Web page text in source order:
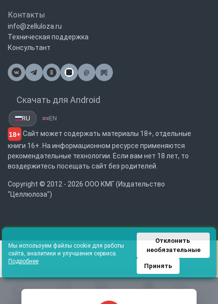
Каталог
Контакты
info@zelluloza.ru
Техническая поддержка
Консультант
@
Почта
Скачать для Android
RU EN
18+ Сайт может содержать материалы 18+, отдельные
книги 16+. На информационном ресурсе применяются
рекомендательные технологии. Если вам нет 18 лет, то
воздержитесь посещать сайт без родителей.
Copyright © 2012 - 2026 ООО КМГ (Издательство
"Целлюлоза")
Мы используем файлы cookie для работы
сайта, аналитики и улучшения сервиса.
Подробнее
Отклонить
необязательные
Принять